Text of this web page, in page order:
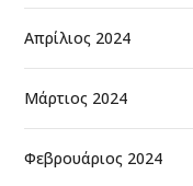
Απρίλιος 2024
Μάρτιος 2024
Φεβρουάριος 2024